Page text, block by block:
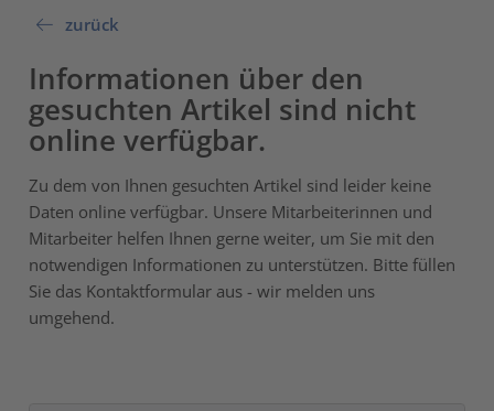
zurück
Informationen über den
gesuchten Artikel sind nicht
online verfügbar.
Zu dem von Ihnen gesuchten Artikel sind leider keine
Daten online verfügbar. Unsere Mitarbeiterinnen und
Mitarbeiter helfen Ihnen gerne weiter, um Sie mit den
notwendigen Informationen zu unterstützen. Bitte füllen
Sie das Kontaktformular aus - wir melden uns
umgehend.